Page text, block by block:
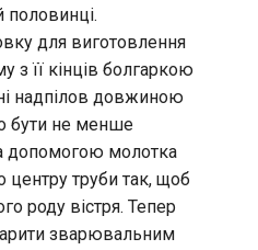
половинці.
для виготовлення
з її кінців болгаркою
надпілов довжиною
бути не менше
допомогою молотка
центру труби так, щоб
роду вістря. Тепер
зварювальним